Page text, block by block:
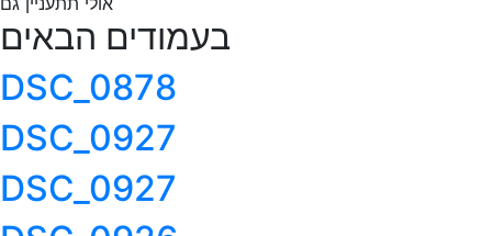
בעמודים הבאים
DSC_0878
DSC_0927
DSC_0927